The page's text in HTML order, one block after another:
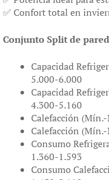
✅ Confort total en
Conjunto Split de
Capacidad
5.000-6.000
Capacidad
4.300-5.160
Calefacción
Calefacción
Consumo
1.360-1.593
Consumo